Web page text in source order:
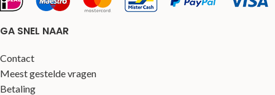
GA SNEL NAAR
Contact
Meest gestelde vragen
Betaling